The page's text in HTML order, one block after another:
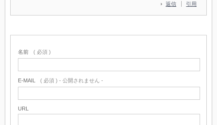
返信 引用
名前 ( 必須 )
E-MAIL ( 必須 ) - 公開されません -
URL